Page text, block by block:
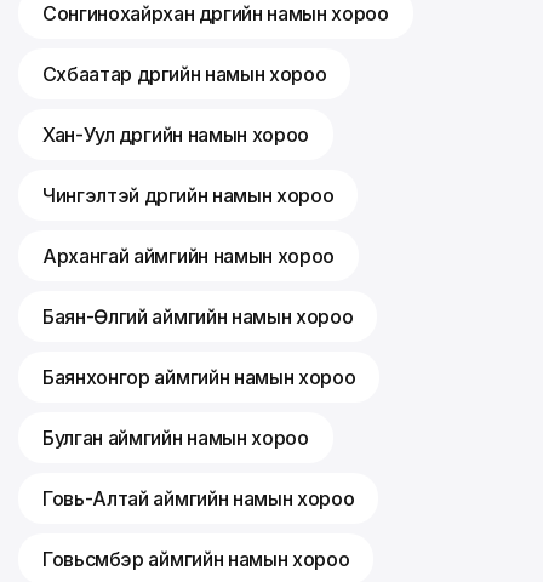
Сонгинохайрхан дүүргийн намын хороо
Сүхбаатар дүүргийн намын хороо
Хан-Уул дүүргийн намын хороо
Чингэлтэй дүүргийн намын хороо
Архангай аймгийн намын хороо
Баян-Өлгий аймгийн намын хороо
Баянхонгор аймгийн намын хороо
Булган аймгийн намын хороо
Говь-Алтай аймгийн намын хороо
Говьсүмбэр аймгийн намын хороо